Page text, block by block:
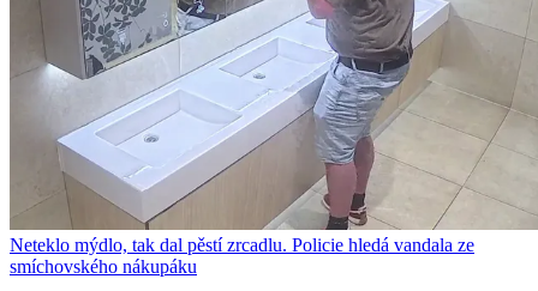
Neteklo mýdlo, tak dal pěstí zrcadlu. Policie hledá vandala ze
smíchovského nákupáku